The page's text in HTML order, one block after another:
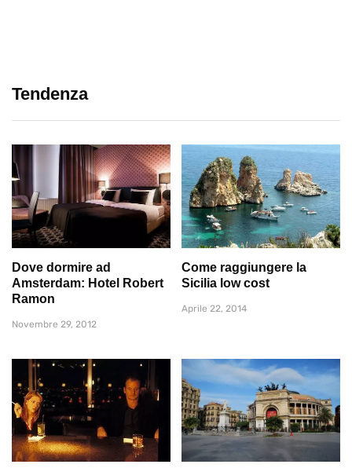
Tendenza
Dove dormire ad
Amsterdam: Hotel Robert
Ramon
Novembre 29, 2012
Come raggiungere la
Sicilia low cost
Aprile 22, 2014